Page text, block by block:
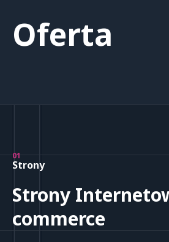
Oferta
01
Strony
Strony
commerce